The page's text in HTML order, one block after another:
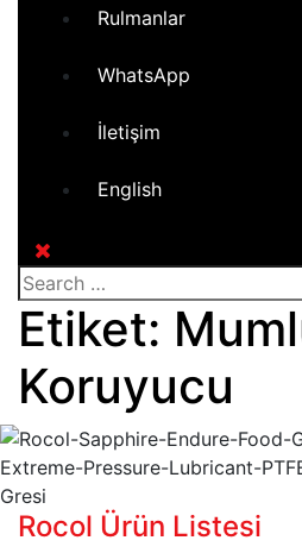
Rulmanlar
WhatsApp
İletişim
English
Close
Button
Etiket:
Koruyucu
Rocol Ürün Listesi